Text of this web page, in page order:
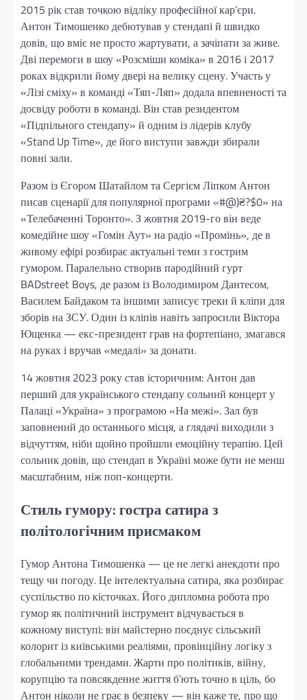
2015 рік став точкою відліку професійної кар’єри.
Антон Тимошенко дебютував у стендапі й швидко
довів, що вміє не просто жартувати, а зачіпати за живе.
Дві перемоги в шоу «Розсміши коміка» в 2016 і 2017
роках відкрили йому двері на велику сцену. Участь у
«Лізі сміху» в команді «Тяп-Ляп» додала впевненості та
досвіду роботи в команді. Він став резидентом
«Підпільного стендапу» й одним із лідерів клубу
«Stand Up Time», де його виступи завжди збирали
повні зали.
Разом із Єгором Шатайлом та Сергієм Ліпком Антон
писав сценарії для популярної програми «#@)₴?$0» на
«Телебаченні Торонто». З жовтня 2019-го він веде
комедійне шоу «Гомін Аут» на радіо «Промінь», де в
живому ефірі розбирає актуальні теми з гострим
гумором. Паралельно створив пародійний гурт
BADstreet Boys, де разом із Володимиром Дантесом,
Василем Байдаком та іншими записує треки й кліпи для
зборів на ЗСУ. Один із кліпів навіть запросили Віктора
Ющенка — екс-президент грав на фортепіано, змагався
на руках і вручав «медалі» за донати.
14 жовтня 2023 року став історичним: Антон дав
перший для українського стендапу сольний концерт у
Палаці «Україна» з програмою «На межі». Зал був
заповнений до останнього місця, а глядачі виходили з
відчуттям, ніби щойно пройшли емоційну терапію. Цей
сольник довів, що стендап в Україні може бути не менш
масштабним, ніж поп-концерти.
Стиль гумору: гостра сатира з
політологічним присмаком
Гумор Антона Тимошенка — це не легкі анекдоти про
тещу чи погоду. Це інтелектуальна сатира, яка розбирає
суспільство по кісточках. Його дипломна робота про
гумор як політичний інструмент відчувається в
кожному виступі: він майстерно поєднує сільський
колорит із київськими реаліями, провінційну логіку з
глобальними трендами. Жарти про політиків, війну,
корупцію та повсякденне життя б’ють точно в ціль, бо
Антон ніколи не грає в безпеку — він каже те, про що